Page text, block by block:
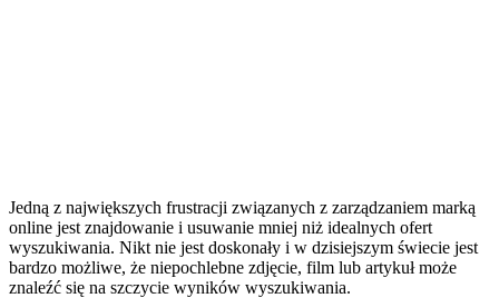
Jedną z największych frustracji związanych z zarządzaniem marką
online jest znajdowanie i usuwanie mniej niż idealnych ofert
wyszukiwania. Nikt nie jest doskonały i w dzisiejszym świecie jest
bardzo możliwe, że niepochlebne zdjęcie, film lub artykuł może
znaleźć się na szczycie wyników wyszukiwania.